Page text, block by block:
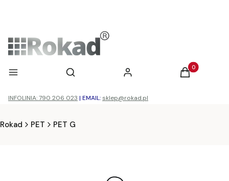
Menu Otwórz wyszukiwarkę
Szukaj Zaloguj się Produkty w
Koszyk
INFOLINIA: 790 206 023 | EMAIL: sklep@rokad.pl
Rokad PET PET G